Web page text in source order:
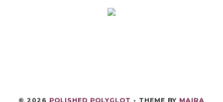
© 2026 POLISHED POLYGLOT • THEME BY MAIRA